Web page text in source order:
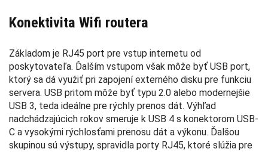
Konektivita Wifi routera
Základom je RJ45 port pre vstup internetu od
poskytovateľa. Ďalším vstupom však môže byť USB port,
ktorý sa dá využiť pri zapojení externého disku pre funkciu
servera. USB pritom môže byť typu 2.0 alebo modernejšie
USB 3, teda ideálne pre rýchly prenos dát. Výhľad
nadchádzajúcich rokov smeruje k USB 4 s konektorom USB-
C a vysokými rýchlosťami prenosu dát a výkonu. Ďalšou
skupinou sú výstupy, spravidla porty RJ45, ktoré slúžia pre